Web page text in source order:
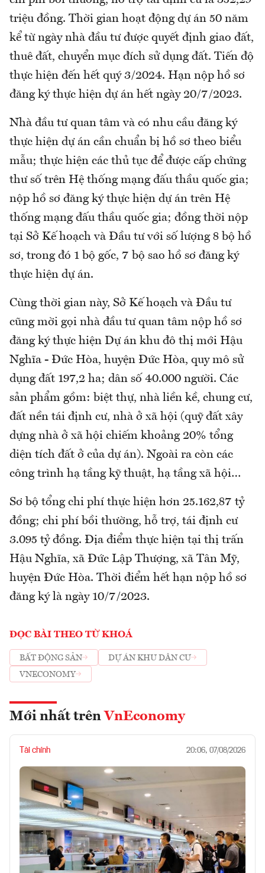
triệu đồng. Thời gian hoạt động dự án 50 năm
kể từ ngày nhà đầu tư được quyết định giao đất,
thuê đất, chuyển mục đích sử dụng đất. Tiến độ
thực hiện đến hết quý 3/2024. Hạn nộp hồ sơ
đăng ký thực hiện dự án hết ngày 20/7/2023.
Nhà đầu tư quan tâm và có nhu cầu đăng ký
thực hiện dự án cần chuẩn bị hồ sơ theo biểu
mẫu; thực hiện các thủ tục để được cấp chứng
thư số trên Hệ thống mạng đấu thầu quốc gia;
nộp hồ sơ đăng ký thực hiện dự án trên Hệ
thống mạng đấu thầu quốc gia; đồng thời nộp
tại Sở Kế hoạch và Đầu tư với số lượng 8 bộ hồ
sơ, trong đó 1 bộ gốc, 7 bộ sao hồ sơ đăng ký
thực hiện dự án.
Cùng thời gian này, Sở Kế hoạch và Đầu tư
cũng mời gọi nhà đầu tư quan tâm nộp hồ sơ
đăng ký thực hiện Dự án khu đô thị mới Hậu
Nghĩa - Đức Hòa, huyện Đức Hòa, quy mô sử
dụng đất 197,2 ha; dân số 40.000 người. Các
sản phẩm gồm: biệt thự, nhà liền kề, chung cư,
đất nền tái định cư, nhà ở xã hội (quỹ đất xây
dựng nhà ở xã hội chiếm khoảng 20% tổng
diện tích đất ở của dự án). Ngoài ra còn các
công trình hạ tầng kỹ thuật, hạ tầng xã hội…
Sơ bộ tổng chi phí thực hiện hơn 25.162,87 tỷ
đồng; chi phí bồi thường, hỗ trợ, tái định cư
3.095 tỷ đồng. Địa điểm thực hiện tại thị trấn
Hậu Nghĩa, xã Đức Lập Thượng, xã Tân Mỹ,
huyện Đức Hòa. Thời điểm hết hạn nộp hồ sơ
đăng ký là ngày 10/7/2023.
ĐỌC BÀI THEO TỪ KHOÁ
BẤT ĐỘNG SẢN
DỰ ÁN KHU DÂN CƯ
VNECONOMY
Mới nhất trên VnEconomy
Tài chính 20:06, 07/08/2026